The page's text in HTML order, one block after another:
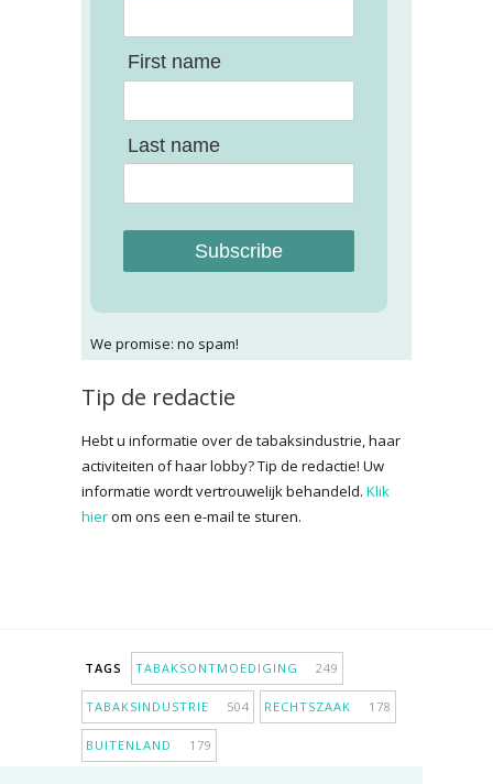
First name
Last name
Subscribe
We promise: no spam!
Tip de redactie
Hebt u informatie over de tabaksindustrie, haar
activiteiten of haar lobby? Tip de redactie! Uw
informatie wordt vertrouwelijk behandeld. Klik
hierom ons een e-mail te sturen.
TAGS TABAKSONTMOEDIGING 249
TABAKSINDUSTRIE 504 RECHTSZAAK 178
BUITENLAND 179